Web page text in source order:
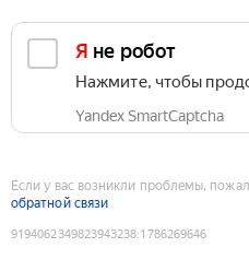
Я не робот
Нажмите, чтобы
Yandex SmartCaptcha
Если у вас возникли проблемы,
обратной связи
9194062349823943238:1786269646